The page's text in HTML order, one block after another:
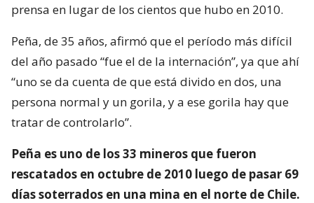
prensa en lugar de los cientos que hubo en 2010.
Peña, de 35 años, afirmó que el período más difícil
del año pasado “fue el de la internación”, ya que ahí
“uno se da cuenta de que está divido en dos, una
persona normal y un gorila, y a ese gorila hay que
tratar de controlarlo”.
Peña es uno de los 33 mineros que fueron
rescatados en octubre de 2010 luego de pasar 69
días soterrados en una mina en el norte de Chile.